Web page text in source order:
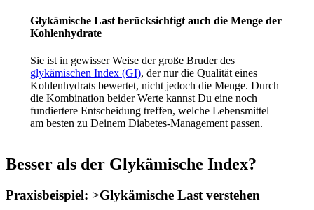
Glykämische Last berücksichtigt auch die Menge der
Kohlenhydrate
Sie ist in gewisser Weise der große Bruder des
glykämischen Index (GI), der nur die Qualität eines
Kohlenhydrats bewertet, nicht jedoch die Menge. Durch
die Kombination beider Werte kannst Du eine noch
fundiertere Entscheidung treffen, welche Lebensmittel
am besten zu Deinem Diabetes-Management passen.
Besser als der Glykämische Index?
Praxisbeispiel: >Glykämische Last verstehen